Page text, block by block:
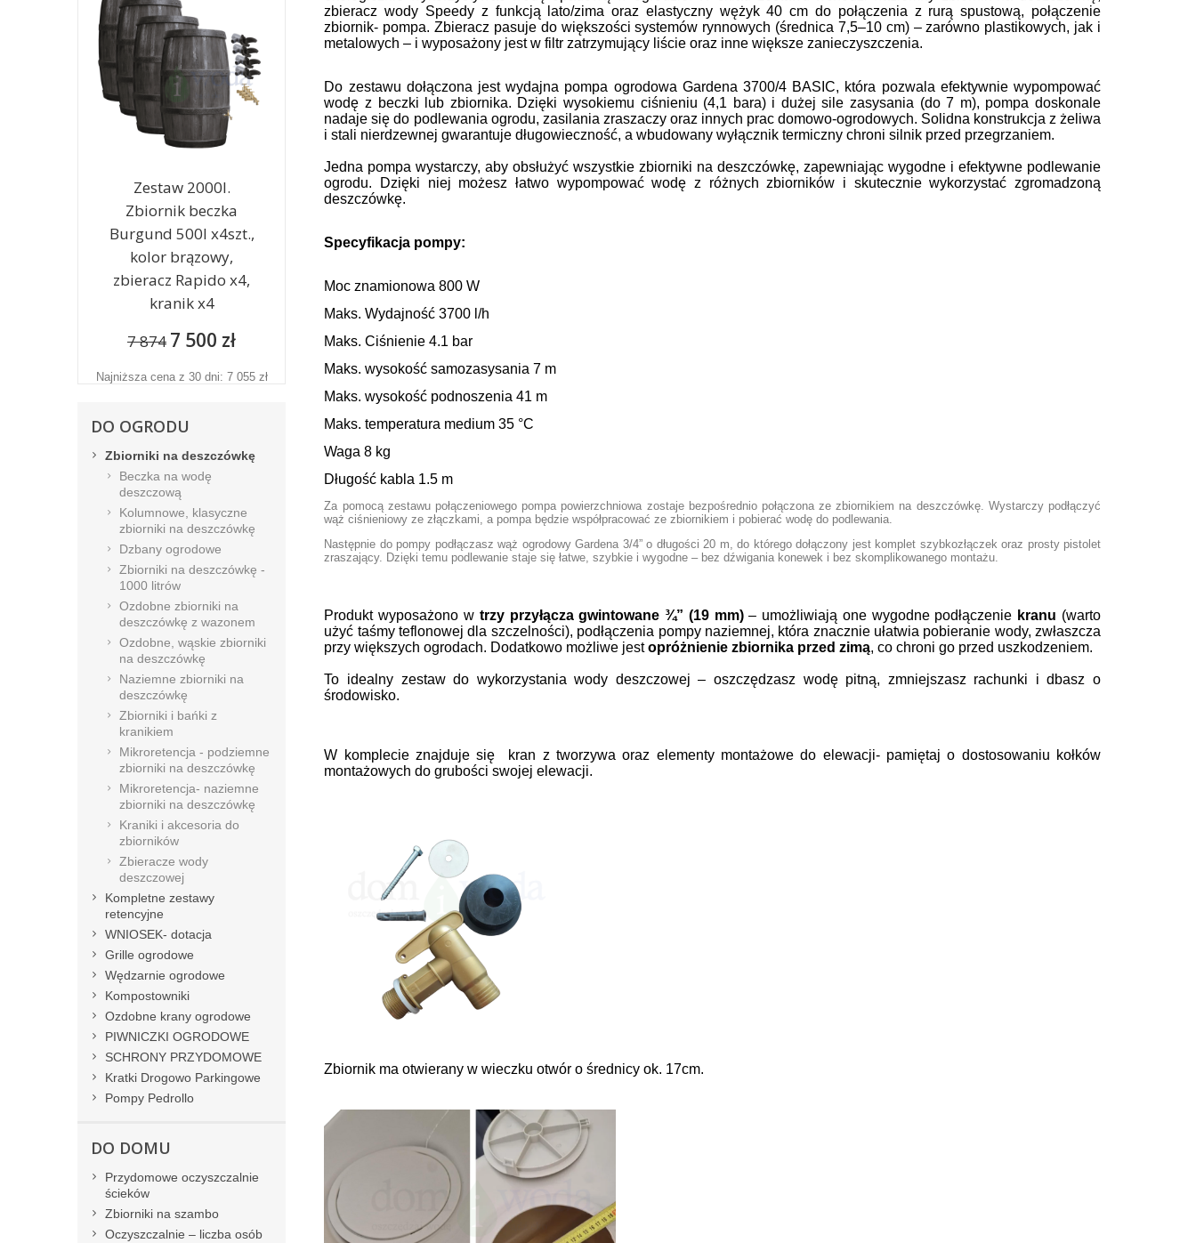
zbieracz wody Speedy z funkcją lato/zima oraz elastyczny wężyk 40 cm do połączenia z rurą spustową, połączenie
zbiornik- pompa. Zbieracz pasuje do większości systemów rynnowych (średnica 7,5–10 cm) – zarówno plastikowych, jak i
metalowych – i wyposażony jest w filtr zatrzymujący liście oraz inne większe zanieczyszczenia.
Do zestawu dołączona jest wydajna pompa ogrodowa Gardena 3700/4 BASIC, która pozwala efektywnie wypompować
wodę z beczki lub zbiornika. Dzięki wysokiemu ciśnieniu (4,1 bara) i dużej sile zasysania (do 7 m), pompa doskonale
nadaje się do podlewania ogrodu, zasilania zraszaczy oraz innych prac domowo-ogrodowych. Solidna konstrukcja z żeliwa
i stali nierdzewnej gwarantuje długowieczność, a wbudowany wyłącznik termiczny chroni silnik przed przegrzaniem.
Jedna pompa wystarczy, aby obsłużyć wszystkie zbiorniki na deszczówkę, zapewniając wygodne i efektywne podlewanie
ogrodu. Dzięki niej możesz łatwo wypompować wodę z różnych zbiorników i skutecznie wykorzystać zgromadzoną
deszczówkę.
Specyfikacja pompy:
Moc znamionowa 800 W
Maks. Wydajność 3700 l/h
Maks. Ciśnienie 4.1 bar
Maks. wysokość samozasysania 7 m
Maks. wysokość podnoszenia 41 m
Maks. temperatura medium 35 °C
Waga 8 kg
Długość kabla 1.5 m
Za pomocą zestawu połączeniowego pompa powierzchniowa zostaje bezpośrednio połączona ze zbiornikiem na deszczówkę. Wystarczy podłączyć
wąż ciśnieniowy ze złączkami, a pompa będzie współpracować ze zbiornikiem i pobierać wodę do podlewania.
Następnie do pompy podłączasz wąż ogrodowy Gardena 3/4” o długości 20 m, do którego dołączony jest komplet szybkozłączek oraz prosty pistolet
zraszający. Dzięki temu podlewanie staje się łatwe, szybkie i wygodne – bez dźwigania konewek i bez skomplikowanego montażu.
Produkt wyposażono w trzy przyłącza gwintowane ¾” (19 mm)– umożliwiają one wygodne podłączenie kranu (warto
użyć taśmy teflonowej dla szczelności), podłączenia pompy naziemnej, która znacznie ułatwia pobieranie wody, zwłaszcza
przy większych ogrodach. Dodatkowo możliwe jestopróżnienie zbiornika przed zimą, co chroni go przed uszkodzeniem.
To idealny zestaw do wykorzystania wody deszczowej – oszczędzasz wodę pitną, zmniejszasz rachunki i dbasz o
środowisko.
W komplecie znajduje się kran z tworzywa oraz elementy montażowe do elewacji- pamiętaj o dostosowaniu kołków
montażowych do grubości swojej elewacji.
Zbiornik ma otwierany w wieczku otwór o średnicy ok. 17cm.
Zestaw 2000l.
Zbiornik beczka
Burgund 500l x4szt.,
kolor brązowy,
zbieracz Rapido x4,
kranik x4
7 874 7 500 zł
Najniższa cena z 30 dni: 7 055 zł
DO OGRODU
Zbiorniki na deszczówkę
Beczka na wodę
deszczową
Kolumnowe, klasyczne
zbiorniki na deszczówkę
Dzbany ogrodowe
Zbiorniki na deszczówkę -
1000 litrów
Ozdobne zbiorniki na
deszczówkę z wazonem
Ozdobne, wąskie zbiorniki
na deszczówkę
Naziemne zbiorniki na
deszczówkę
Zbiorniki i bańki z
kranikiem
Mikroretencja - podziemne
zbiorniki na deszczówkę
Mikroretencja- naziemne
zbiorniki na deszczówkę
Kraniki i akcesoria do
zbiorników
Zbieracze wody
deszczowej
Kompletne zestawy
retencyjne
WNIOSEK- dotacja
Grille ogrodowe
Wędzarnie ogrodowe
Kompostowniki
Ozdobne krany ogrodowe
PIWNICZKI OGRODOWE
SCHRONY PRZYDOMOWE
Kratki Drogowo Parkingowe
Pompy Pedrollo
DO DOMU
Przydomowe oczyszczalnie
ścieków
Zbiorniki na szambo
Oczyszczalnie – liczba osób